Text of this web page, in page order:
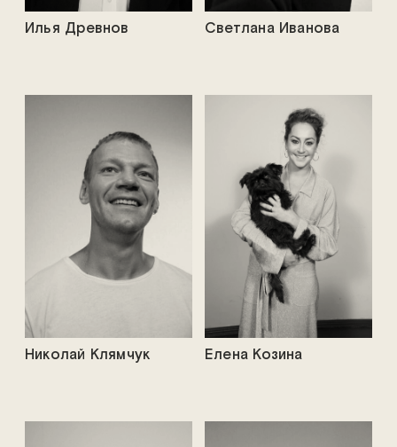
Илья Древнов
Елена Козина
Николай Клямчук
Светлана Иванова